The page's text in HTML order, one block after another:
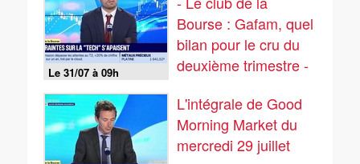
Le 31/07 à 09h
Bourse : Gafam, quel
bilan pour le cru du
deuxième trimestre -
L'intégrale de Good
Morning Market du
mercredi 29 juillet